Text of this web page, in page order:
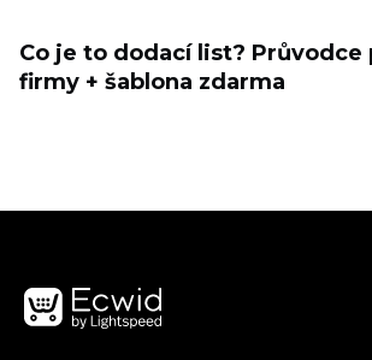
Co je to dodací list? Průvodce
firmy + šablona zdarma